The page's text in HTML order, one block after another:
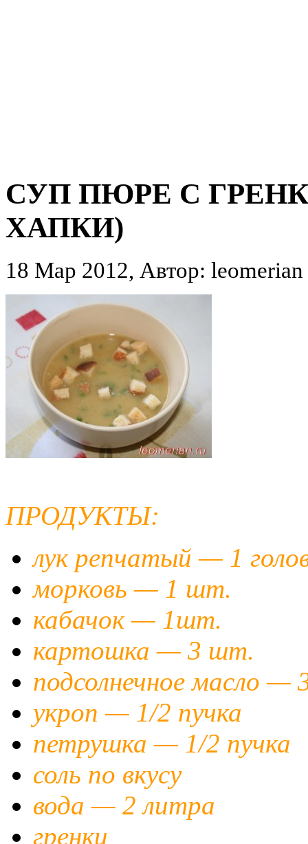
СУП ПЮРЕ С
ХАПКИ)
18 Мар 2012, Автор: leomerian
ПРОДУКТЫ:
лук репчатый — 1
морковь — 1 шт.
кабачок — 1шт.
картошка — 3 шт.
подсолнечное масло —
укроп — 1/2 пучка
петрушка — 1/2 пучка
соль по вкусу
вода — 2 литра
гренки